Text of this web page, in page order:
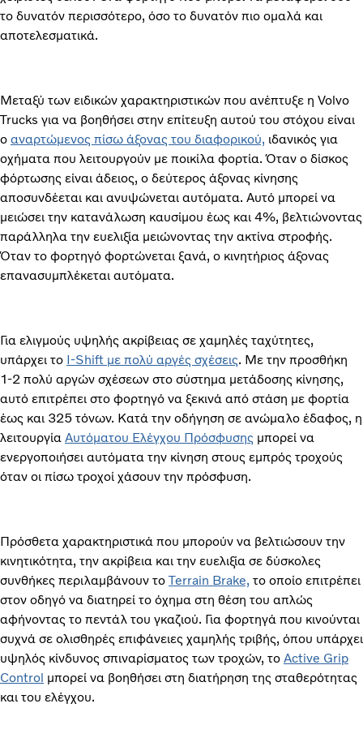
το δυνατόν περισσότερο, όσο το δυνατόν πιο ομαλά και
αποτελεσματικά.
Μεταξύ των ειδικών χαρακτηριστικών που ανέπτυξε η Volvo
Trucks για να βοηθήσει στην επίτευξη αυτού του στόχου είναι
ο αναρτώμενος πίσω άξονας του διαφορικού, ιδανικός για
οχήματα που λειτουργούν με ποικίλα φορτία. Όταν ο δίσκος
φόρτωσης είναι άδειος, ο δεύτερος άξονας κίνησης
αποσυνδέεται και ανυψώνεται αυτόματα. Αυτό μπορεί να
μειώσει την κατανάλωση καυσίμου έως και 4%, βελτιώνοντας
παράλληλα την ευελιξία μειώνοντας την ακτίνα στροφής.
Όταν το φορτηγό φορτώνεται ξανά, ο κινητήριος άξονας
επανασυμπλέκεται αυτόματα.
Για ελιγμούς υψηλής ακρίβειας σε χαμηλές ταχύτητες,
υπάρχει το I-Shift με πολύ αργές σχέσεις. Με την προσθήκη
1-2 πολύ αργών σχέσεων στο σύστημα μετάδοσης κίνησης,
αυτό επιτρέπει στο φορτηγό να ξεκινά από στάση με φορτία
έως και 325 τόνων. Κατά την οδήγηση σε ανώμαλο έδαφος, η
λειτουργία Αυτόματου Ελέγχου Πρόσφυσης μπορεί να
ενεργοποιήσει αυτόματα την κίνηση στους εμπρός τροχούς
όταν οι πίσω τροχοί χάσουν την πρόσφυση.
Πρόσθετα χαρακτηριστικά που μπορούν να βελτιώσουν την
κινητικότητα, την ακρίβεια και την ευελιξία σε δύσκολες
συνθήκες περιλαμβάνουν τοTerrain Brake, το οποίο επιτρέπει
στον οδηγό να διατηρεί το όχημα στη θέση του απλώς
αφήνοντας το πεντάλ του γκαζιού. Για φορτηγά που κινούνται
συχνά σε ολισθηρές επιφάνειες χαμηλής τριβής, όπου υπάρχει
υψηλός κίνδυνος σπιναρίσματος των τροχών, το Active Grip
Control μπορεί να βοηθήσει στη διατήρηση της σταθερότητας
και του ελέγχου.